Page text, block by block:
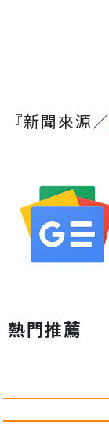
『新聞來源／
熱門推薦